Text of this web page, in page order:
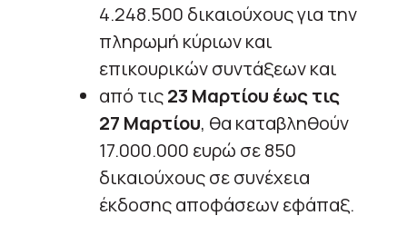
4.248.500 δικαιούχους για την
πληρωμή κύριων και
επικουρικών συντάξεων και
από τις23 Μαρτίου έως τις
27 Μαρτίου, θα καταβληθούν
17.000.000 ευρώ σε 850
δικαιούχους σε συνέχεια
έκδοσης αποφάσεων εφάπαξ.